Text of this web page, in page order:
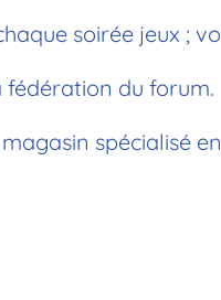
soirée jeux ;
du forum.
spécialisé